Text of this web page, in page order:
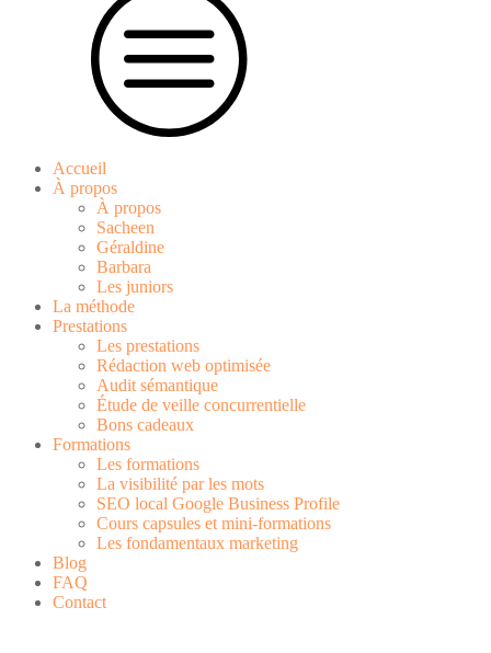
Accueil
À propos
À propos
Sacheen
Géraldine
Barbara
Les juniors
La méthode
Prestations
Les prestations
Rédaction web optimisée
Audit sémantique
Étude de veille concurrentielle
Bons cadeaux
Formations
Les formations
La visibilité par les mots
SEO local Google Business Profile
Cours capsules et mini-formations
Les fondamentaux marketing
Blog
FAQ
Contact